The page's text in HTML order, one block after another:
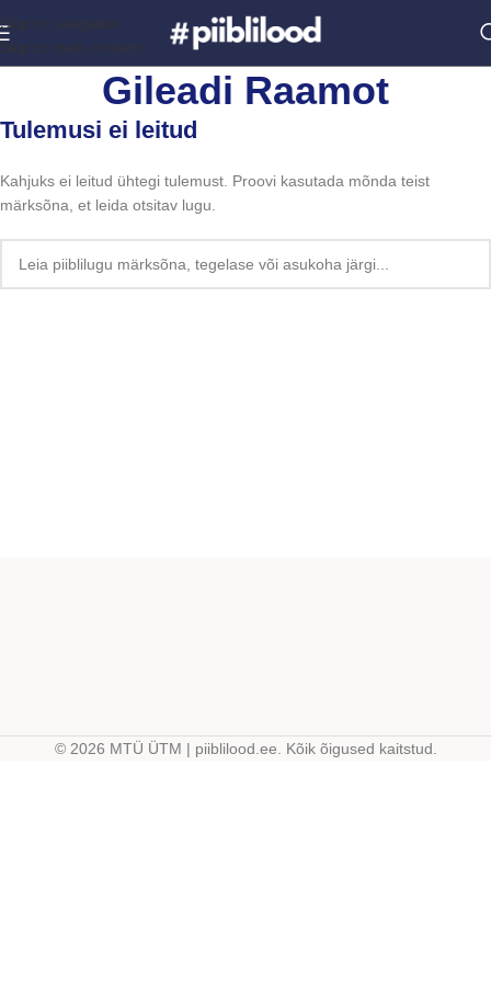
Skip to navigation
Skip to main content
Gileadi Raamot
Tulemusi ei leitud
Kahjuks ei leitud ühtegi tulemust. Proovi kasutada mõnda teist
märksõna, et leida otsitav lugu.
© 2026 MTÜ ÜTM | piiblilood.ee. Kõik õigused kaitstud.